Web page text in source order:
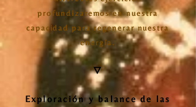
profundizaremos en nuestra
capacidad para regenerar nuestra
energía.
🜄
Exploración y balance de las